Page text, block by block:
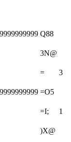
Q88
3N@
= 3
=O5
=I; 1
)X@